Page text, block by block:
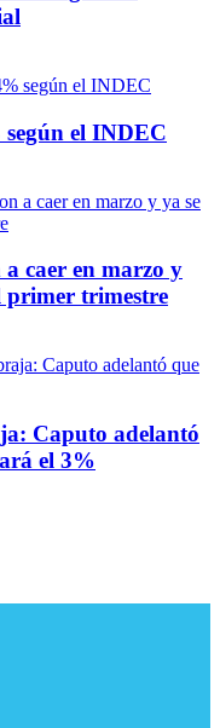
el INDEC
caer en marzo y
primer trimestre
Caputo adelantó
el 3%